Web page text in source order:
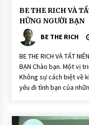
S
o
a
C
ộ
n
Đ
ồ
g
H
O
T
G
BE THE RICH VÀ
HỮNG NGƯỜI BẠN
BE THE RICH
BE THE RICH VÀ TẤT
BẠN Chào bạn. Một vị
Không sự cách biệt về
yếu đi tình bạn của